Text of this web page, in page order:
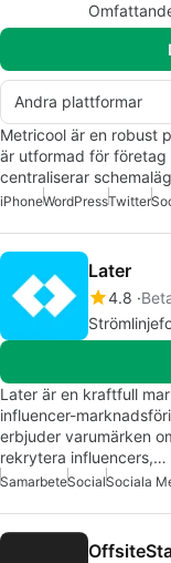
Andra plattformar
Metricool är en robust
är utformad för företag
centraliserar
iPhoneWordPressTwitter
Later
4.8
Later är en kraftfull
influencer-
erbjuder varumärken
rekrytera influencers,…
SamarbeteSocialSociala